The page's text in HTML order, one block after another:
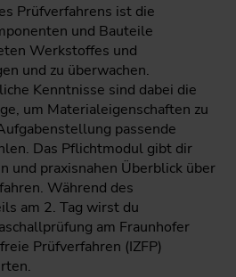
Prüfverfahrens ist die
und Bauteile
Werkstoffes und
und zu überwachen.
Kenntnisse sind dabei die
um Materialeigenschaften zu
passende
Das Pflichtmodul gibt dir
und praxisnahen Überblick über
Während des
am 2. Tag wirst du
am Fraunhofer
Prüfverfahren (IZFP)